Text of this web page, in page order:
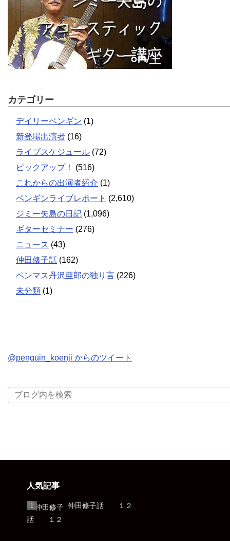
カテゴリー
デイリーペンギン (1)
新登場出演者 (16)
ライブスケジュール (72)
ピックアップ！
(516)
これからの出演者紹介 (1)
ペンギンライブレポート (2,610)
ジミー矢島の日記 (1,096)
ギターセミナー (276)
ニュース (43)
仲田修子話 (162)
ペンマス丹沢亜郎の独り言 (226)
未分類 (1)
@penguin_koenji からのツイート
人気記事
仲田修子話 １２